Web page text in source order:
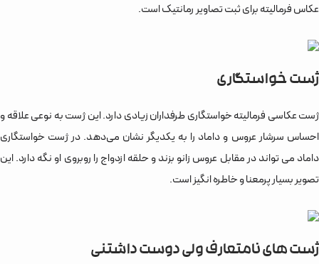
عکاس فرمالیته برای ثبت تصاویر رمانتیک است.
ژست خواستگاری
ژست عکاسی فرمالیته خواستگاری طرفداران زیادی دارد. این ژست به نوعی علاقه و
احساس سرشار عروس و داماد را به یکدیگر نشان می‌دهد. در ژست خواستگاری
داماد می تواند در مقابل عروس زانو بزند و حلقه ازدواج را روبروی او نگه دارد. این
تصویر بسیار پرمعنا و خاطره انگیز است.
ژست های نامتعارف ولی دوست داشتنی